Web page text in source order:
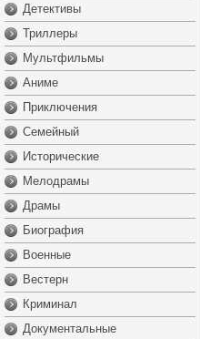
Детективы
Триллеры
Мультфильмы
Аниме
Приключения
Семейный
Исторические
Мелодрамы
Драмы
Биография
Военные
Вестерн
Криминал
Документальные